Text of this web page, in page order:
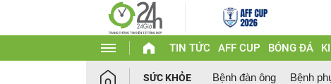
TIN TỨC AFF CUP BÓNG ĐÁ
SỨC KHỎE Bệnh đàn ông Bệnh